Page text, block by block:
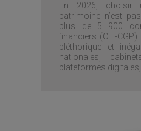
En 2026, choisir
patrimoine n’est
plus de 5 900
financiers (CIF-CGP)
pléthorique et
nationales,
plateformes